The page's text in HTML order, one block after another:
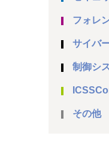
フォレ
サイバ
制御シ
その他